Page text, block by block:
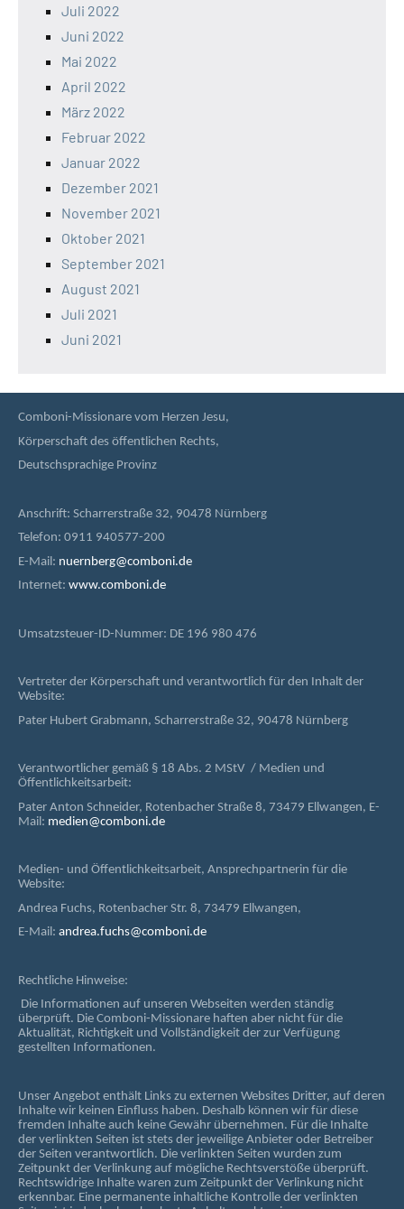
Juli 2022
Juni 2022
Mai 2022
April 2022
März 2022
Februar 2022
Januar 2022
Dezember 2021
November 2021
Oktober 2021
September 2021
August 2021
Juli 2021
Juni 2021
Comboni-Missionare vom Herzen Jesu,
Körperschaft des öffentlichen Rechts,
Deutschsprachige Provinz
Anschrift: Scharrerstraße 32, 90478 Nürnberg
Telefon: 0911 940577-200
E-Mail: nuernberg@comboni.de
Internet: www.comboni.de
Umsatzsteuer-ID-Nummer: DE 196 980 476
Vertreter der Körperschaft und verantwortlich für den Inhalt der
Website:
Pater Hubert Grabmann, Scharrerstraße 32, 90478 Nürnberg
Verantwortlicher gemäß § 18 Abs. 2 MStV / Medien und
Öffentlichkeitsarbeit:
Pater Anton Schneider, Rotenbacher Straße 8, 73479 Ellwangen, E-
Mail: medien@comboni.de
Medien- und Öffentlichkeitsarbeit, Ansprechpartnerin für die
Website:
Andrea Fuchs, Rotenbacher Str. 8, 73479 Ellwangen,
E-Mail: andrea.fuchs@comboni.de
Rechtliche Hinweise:
Die Informationen auf unseren Webseiten werden ständig
überprüft. Die Comboni-Missionare haften aber nicht für die
Aktualität, Richtigkeit und Vollständigkeit der zur Verfügung
gestellten Informationen.
Unser Angebot enthält Links zu externen Websites Dritter, auf deren
Inhalte wir keinen Einfluss haben. Deshalb können wir für diese
fremden Inhalte auch keine Gewähr übernehmen. Für die Inhalte
der verlinkten Seiten ist stets der jeweilige Anbieter oder Betreiber
der Seiten verantwortlich. Die verlinkten Seiten wurden zum
Zeitpunkt der Verlinkung auf mögliche Rechtsverstöße überprüft.
Rechtswidrige Inhalte waren zum Zeitpunkt der Verlinkung nicht
erkennbar. Eine permanente inhaltliche Kontrolle der verlinkten